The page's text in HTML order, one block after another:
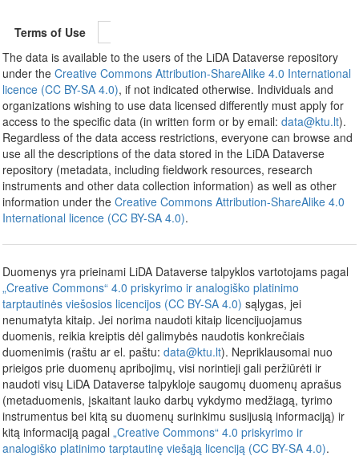
Terms of Use
The data is available to the users of the LiDA Dataverse repository
under the Creative Commons Attribution-ShareAlike 4.0 International
licence (CC BY-SA 4.0), if not indicated otherwise. Individuals and
organizations wishing to use data licensed differently must apply for
access to the specific data (in written form or by email: data@ktu.lt).
Regardless of the data access restrictions, everyone can browse and
use all the descriptions of the data stored in the LiDA Dataverse
repository (metadata, including fieldwork resources, research
instruments and other data collection information) as well as other
information under the Creative Commons Attribution-ShareAlike 4.0
International licence (CC BY-SA 4.0).
Duomenys yra prieinami LiDA Dataverse talpyklos vartotojams pagal
„Creative Commons“ 4.0 priskyrimo ir analogiško platinimo
tarptautinės viešosios licencijos (CC BY-SA 4.0) sąlygas, jei
nenumatyta kitaip. Jei norima naudoti kitaip licencijuojamus
duomenis, reikia kreiptis dėl galimybės naudotis konkrečiais
duomenimis (raštu ar el. paštu: data@ktu.lt). Nepriklausomai nuo
prieigos prie duomenų apribojimų, visi norintieji gali peržiūrėti ir
naudoti visų LiDA Dataverse talpykloje saugomų duomenų aprašus
(metaduomenis, įskaitant lauko darbų vykdymo medžiagą, tyrimo
instrumentus bei kitą su duomenų surinkimu susijusią informaciją) ir
kitą informaciją pagal „Creative Commons“ 4.0 priskyrimo ir
analogiško platinimo tarptautinę viešąją licenciją (CC BY-SA 4.0).